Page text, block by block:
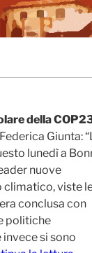
della
Giunta:
lunedì a
nuove
climatico, viste
conclusa con
politiche
si sono